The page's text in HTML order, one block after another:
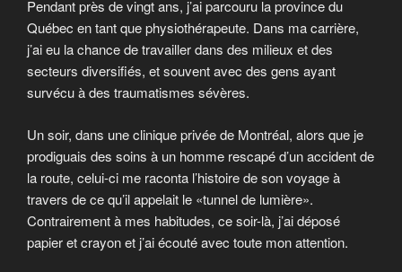
Pendant près de vingt ans, j’ai parcouru la province du
Québec en tant que physiothérapeute. Dans ma carrière,
j’ai eu la chance de travailler dans des milieux et des
secteurs diversifiés, et souvent avec des gens ayant
survécu à des traumatismes sévères.
Un soir, dans une clinique privée de Montréal, alors que je
prodiguais des soins à un homme rescapé d’un accident de
la route, celui-ci me raconta l’histoire de son voyage à
travers de ce qu’il appelait le «tunnel de lumière».
Contrairement à mes habitudes, ce soir-là, j’ai déposé
papier et crayon et j’ai écouté avec toute mon attention.